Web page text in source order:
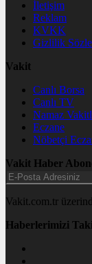
İletişim
Reklam
KVKK
Gizlilik
Vakit
Canlı Borsa
Canlı TV
Namaz
Eczane
Nöbetçi
Vakit Haber
Vakit.com.tr
Haberlerimizi